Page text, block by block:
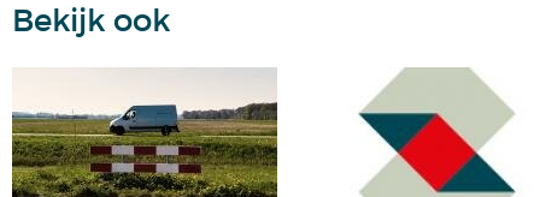
Bekijk ook